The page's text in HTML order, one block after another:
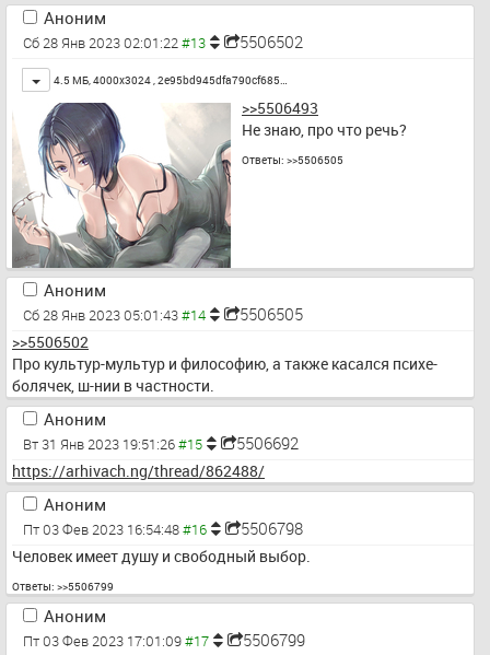
Аноним
Сб 28 Янв 2023 02:01:22 5506502
Toggle
4.5 МБ, 4000x3024 , 2e95bd945dfa790cf685…
>>5506493
Не знаю, про что речь?
Ответы: >>5506505
Аноним
Сб 28 Янв 2023 05:01:43 5506505
>>5506502
Про культур-мультур и философию, а также касался психе-
болячек, ш-нии в частности.
Аноним
Вт 31 Янв 2023 19:51:26 5506692
https://arhivach.ng/thread/862488/
Аноним
Пт 03 Фев 2023 16:54:48 5506798
Человек имеет душу и свободный выбор.
Ответы: >>5506799
Аноним
Пт 03 Фев 2023 17:01:09 5506799